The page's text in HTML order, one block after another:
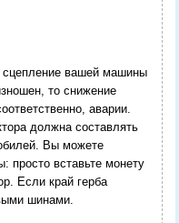
сцепление вашей машины
то снижение
аварии.
должна составлять
Вы можете
просто вставьте монету
Если край герба
шинами.